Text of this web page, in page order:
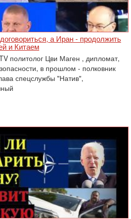
а Иран - продолжить
и Китаем
политолог Цви Маген , дипломат,
в прошлом - полковник
спецслужбы "Натив",